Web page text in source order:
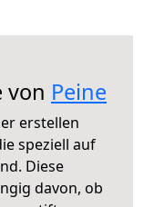
von Peine
erstellen
speziell auf
Diese
davon, ob